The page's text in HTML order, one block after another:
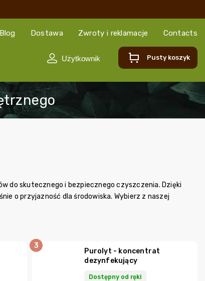
Blog Dostawa Zwroty i reklamacje Contacts
Pusty koszyk
do skutecznego i bezpiecznego czyszczenia. Dzięki
o przyjazność dla środowiska. Wybierz z naszej
Purolyt - koncentrat
dezynfekujący
Dostępny od ręki